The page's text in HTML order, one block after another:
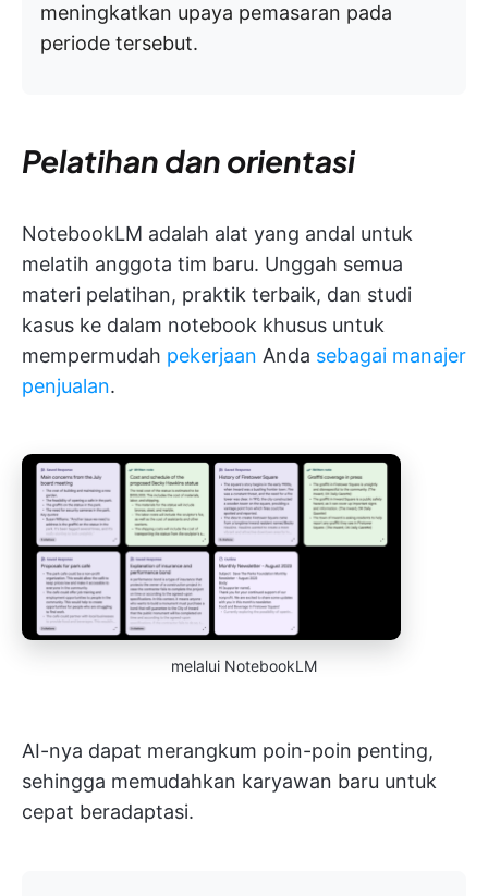
meningkatkan upaya pemasaran pada
periode tersebut.
Pelatihan dan orientasi
NotebookLM adalah alat yang andal untuk
melatih anggota tim baru. Unggah semua
materi pelatihan, praktik terbaik, dan studi
kasus ke dalam notebook khusus untuk
mempermudah pekerjaan Anda sebagai manajer
penjualan.
melalui NotebookLM
AI-nya dapat merangkum poin-poin penting,
sehingga memudahkan karyawan baru untuk
cepat beradaptasi.